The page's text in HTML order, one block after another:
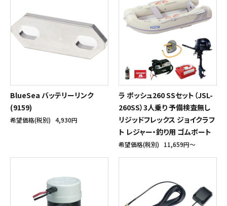
BlueSea バッテリーリンク
(9159)
希望価格(税別) 4,930円
ラ ポッシュ260 SSセット（JSL-
260SS）3人乗り 予備検査無し
リジッドフレックス ジョイクラフ
ト レジャー・釣り用 ゴムボート
希望価格(税別) 11,659円〜